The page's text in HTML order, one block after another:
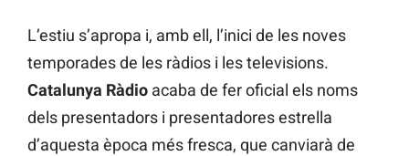
L’estiu s’apropa i, amb ell, l’inici de les noves
temporades de les ràdios i les televisions.
Catalunya Ràdio acaba de fer oficial els noms
dels presentadors i presentadores estrella
d’aquesta època més fresca, que canviarà de